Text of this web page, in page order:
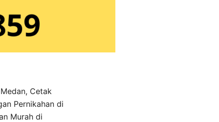
Cetak
Pernikahan di
Murah di